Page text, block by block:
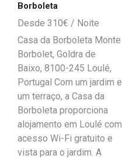
Borboleta
310€
Casa da Borboleta Monte
Borbolet, Goldra de
Baixo, 8100-245 Loulé,
Portugal Com um jardim e
um terraço, a Casa da
Borboleta proporciona
alojamento em Loulé com
acesso Wi-Fi gratuito e
vista para o jardim. A